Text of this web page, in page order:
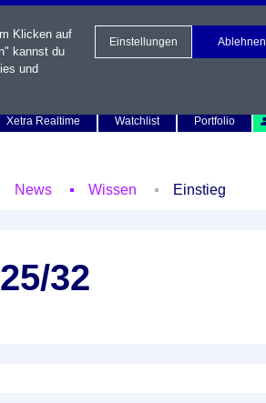
Xetra Realtime
Watchlist Portfolio
News Wissen Einstieg
32
Klicken auf
kannst du
und
Einstellungen Ablehnen